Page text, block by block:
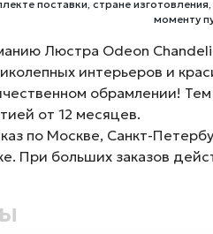
поставки, стране
моменту
Люстра Odeon
интерьеров и
обрамлении!
от 12 месяцев.
по Москве, Санкт-
При больших заказов